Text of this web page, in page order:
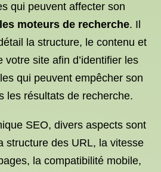
qui peuvent affecter son
moteurs de recherche. Il
la structure, le contenu et
votre site afin d’identifier les
qui peuvent empêcher son
les résultats de recherche.
SEO, divers aspects sont
structure des URL, la vitesse
la compatibilité mobile,